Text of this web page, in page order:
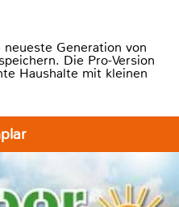
Generation von
Die Pro-Version
Haushalte mit kleinen